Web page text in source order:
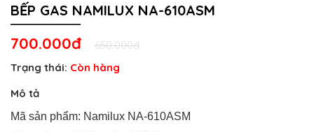
BẾP GAS NAMILUX NA-610ASM
700.000đ
650.000đ
Trạng thái: Còn hàng
Mô tả
Mã sản phẩm: Namilux NA-610ASM